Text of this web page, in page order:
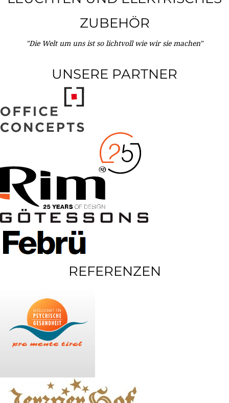
ZUBEHÖR
"Die Welt um uns ist so lichtvoll wie wir sie machen"
UNSERE PARTNER
REFERENZEN